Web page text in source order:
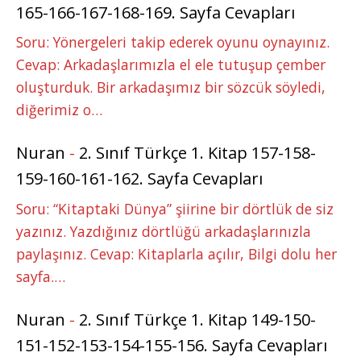
165-166-167-168-169. Sayfa Cevapları
Soru: Yönergeleri takip ederek oyunu oynayınız.
Cevap: Arkadaşlarımızla el ele tutuşup çember
oluşturduk. Bir arkadaşımız bir sözcük söyledi,
diğerimiz o…
Nuran - 2. Sınıf Türkçe 1. Kitap 157-158-
159-160-161-162. Sayfa Cevapları
Soru: “Kitaptaki Dünya” şiirine bir dörtlük de siz
yazınız. Yazdığınız dörtlüğü arkadaşlarınızla
paylaşınız. Cevap: Kitaplarla açılır, Bilgi dolu her
sayfa.…
Nuran - 2. Sınıf Türkçe 1. Kitap 149-150-
151-152-153-154-155-156. Sayfa Cevapları